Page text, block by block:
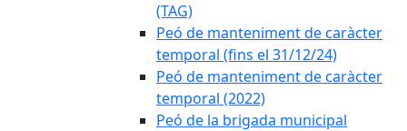
(TAG)
Peó de manteniment de caràcter
temporal (fins el 31/12/24)
Peó de manteniment de caràcter
temporal (2022)
Peó de la brigada municipal